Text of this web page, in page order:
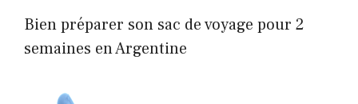
Bien préparer son sac de voyage pour 2
semaines en Argentine